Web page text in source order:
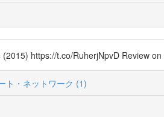
https://t.co/RuherjNpvD Review
ト・ネットワーク (1)